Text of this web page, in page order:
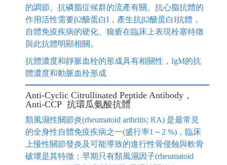
的調節、抗磷脂症候群的流產有關。抗心脂抗體的
作用活性需要β2醣蛋白I，產生抗β2醣蛋白I抗體，
自體免疫疾病的硬化、狼瘡在臨床上表現栓塞特徵
與此抗體明顯相關。
抗體濃度和靜脈血栓的形成具有相關性，IgM的抗
體濃度和動脈血栓形成
Anti-Cyclic Citrullinated Peptide Antibody，
Anti-CCP 抗環瓜氨酸抗體
類風濕性關節炎(rheumatoid arthritis; RA) 是最常見
的全身性自體免疫疾病之一(盛行率1～2 %)，臨床
上慢性關節發炎及可能導致的進行性骨侵蝕與軟骨
破壞是其特徵；早期只有類風濕因子(rheumatoid